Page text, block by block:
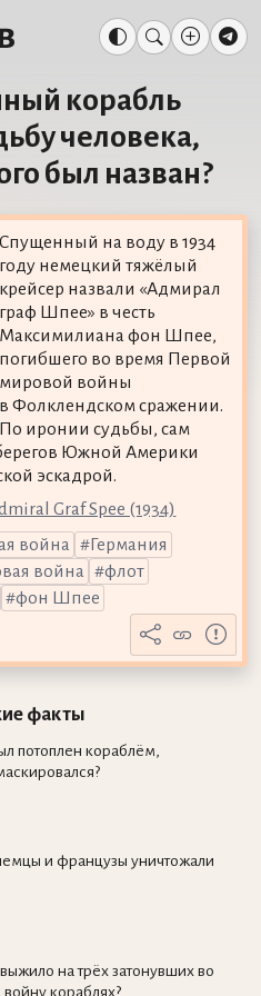
корабль
человека,
был назван?
Спущенный на воду в 1934
году немецкий тяжёлый
крейсер назвали «Адмирал
граф Шпее» в честь
Максимилиана фон Шпее,
погибшего во время Первой
мировой войны
в Фолклендском сражении.
По иронии судьбы, сам
Южной Америки
эскадрой.
Graf Spee (1934)
война
Германия
война
флот
фон Шпее
факты
потоплен кораблём,
и французы уничтожали
на трёх затонувших во
кораблях?